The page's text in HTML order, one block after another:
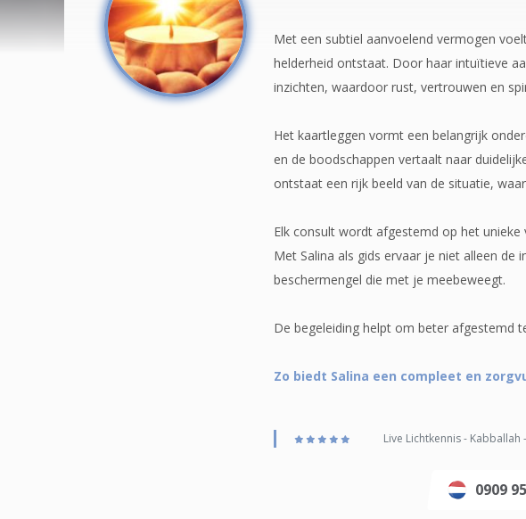
Met een subtiel aanvoelend vermogen
helderheid ontstaat. Door haar intuïtieve
inzichten, waardoor rust, vertrouwen en
Het kaartleggen vormt een belangrijk
en de boodschappen vertaalt naar
ontstaat een rijk beeld van de situatie,
Elk consult wordt afgestemd op het
Met Salina als gids ervaar je niet alleen de
beschermengel die met je meebeweegt.
De begeleiding helpt om beter afgestemd
Zo biedt Salina een compleet en
Live Lichtkennis -
0909